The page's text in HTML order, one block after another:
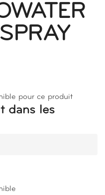
pour ce produit
dans les